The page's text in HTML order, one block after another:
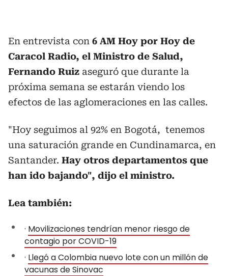
En entrevista con 6 AM Hoy por Hoy de
Caracol Radio, el Ministro de Salud,
Fernando Ruiz aseguró que durante la
próxima semana se estarán viendo los
efectos de las aglomeraciones en las calles.
"Hoy seguimos al 92% en Bogotá, tenemos
una saturación grande en Cundinamarca, en
Santander. Hay otros departamentos que
han ido bajando", dijo el ministro.
Lea también:
· Movilizaciones tendrían menor riesgo de
contagio por COVID-19
· Llegó a Colombia nuevo lote con un millón de
vacunas de Sinovac